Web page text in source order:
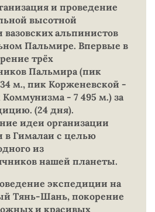
и проведение
высотной
альпинистов
Пальмире. Впервые в
трёх
Пальмира (пик
м., пик Корженевской -
Коммунизма - 7 495 м.) за
(24 дня).
идеи организации
в Гималаи с целью
из
нашей планеты.
экспедиции на
Тянь-Шань, покорение
и красивых